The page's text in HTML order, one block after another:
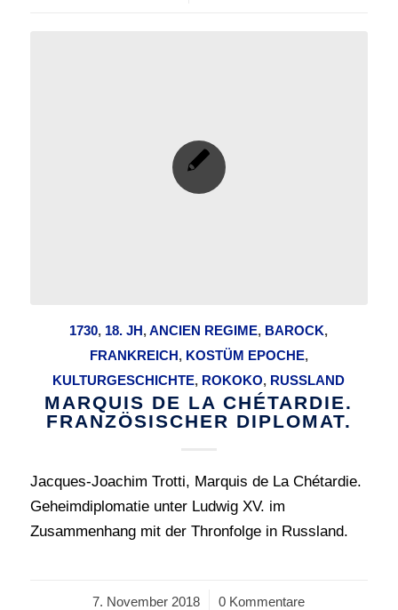
1730, 18. JH,ANCIEN REGIME, BAROCK,
FRANKREICH, KOSTÜM EPOCHE,
KULTURGESCHICHTE, ROKOKO, RUSSLAND
MARQUIS DE LA CHÉTARDIE.
FRANZÖSISCHER DIPLOMAT.
Jacques-Joachim Trotti, Marquis de La Chétardie.
Geheimdiplomatie unter Ludwig XV. im
Zusammenhang mit der Thronfolge in Russland.
7. November 2018
/ 0 Kommentare